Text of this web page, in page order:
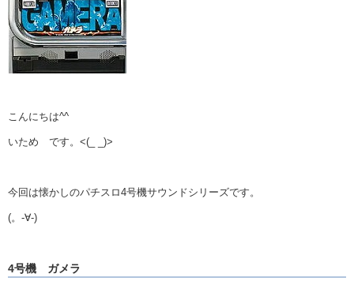
こんにちは^^
いため です。<(_ _)>
今回は懐かしのパチスロ4号機サウンドシリーズです。
(。-∀-)
4号機 ガメラ